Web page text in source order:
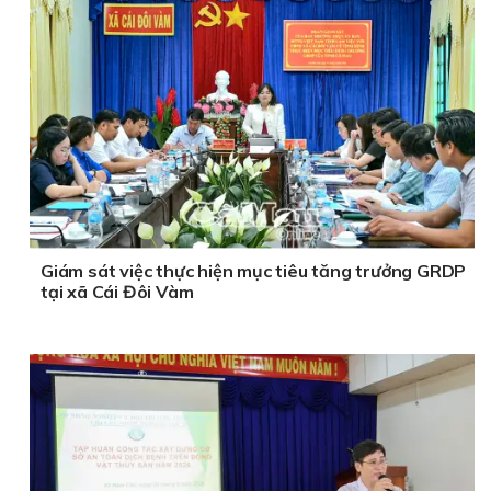
Giám sát việc thực hiện mục tiêu tăng trưởng GRDP
tại xã Cái Đôi Vàm